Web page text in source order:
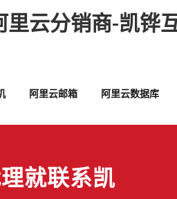
云分销商-凯铧
阿里云邮箱 阿里云数据库
就联系凯